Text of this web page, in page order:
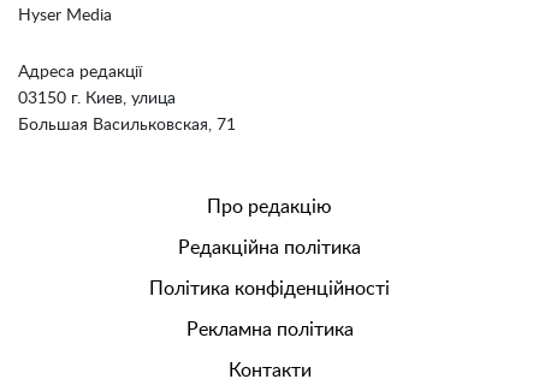
Hyser Media
Адреса редакції
03150 г. Киев, улица
Большая Васильковская, 71
Про редакцію
Редакційна політика
Політика конфіденційності
Рекламна політика
Контакти